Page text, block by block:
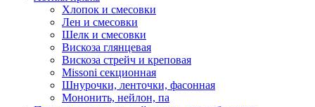
Хлопок и смесовки
Лен и смесовки
Шелк и смесовки
Вискоза глянцевая
Вискоза стрейч и креповая
Missoni секционная
Шнурочки, ленточки, фасонная
Мононить, нейлон, па